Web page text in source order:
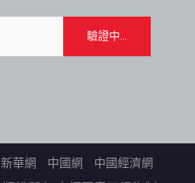
新華網 中國網 中國經濟網